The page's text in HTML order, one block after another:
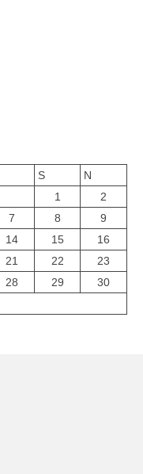
S
N
1
2
7 8
9
14 15
16
21 22
23
28 29
30